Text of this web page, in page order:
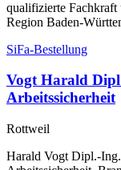
qualifizierte Fachkraft
Region Baden-
SiFa-Bestellung
Vogt Harald
Arbeitssicherheit
Rottweil
Harald Vogt Dipl.-